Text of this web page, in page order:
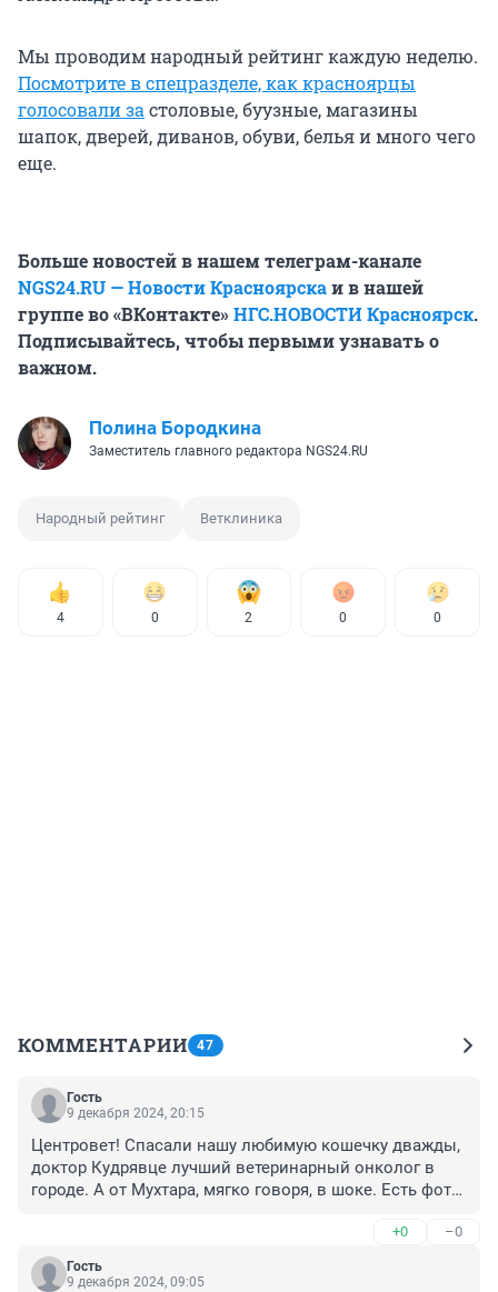
Мы проводим народный рейтинг каждую неделю.
Посмотрите в спецразделе, как красноярцы
голосовали застоловые, буузные, магазины
шапок, дверей, диванов, обуви, белья и много чего
еще.
Больше новостей в нашем телеграм-канале
NGS24.RU — Новости Красноярскаи в нашей
группе во «ВКонтакте»НГС.НОВОСТИ Красноярск.
Подписывайтесь, чтобы первыми узнавать о
важном.
Полина Бородкина
Заместитель главного редактора NGS24.RU
Народный рейтинг Ветклиника
4 0 2 0 0
КОММЕНТАРИИ 47
Гость
9 декабря 2024, 20:15
Центровет! Спасали нашу любимую кошечку дважды,
доктор Кудрявце лучший ветеринарный онколог в
городе. А от Мухтара, мягко говоря, в шоке. Есть фото
превычной жизнью и как "заштопали" в Мухтаре, что
месяц не знали, что делать с кошкой - двигаться
+0 –0
Гость
9 декабря 2024, 09:05